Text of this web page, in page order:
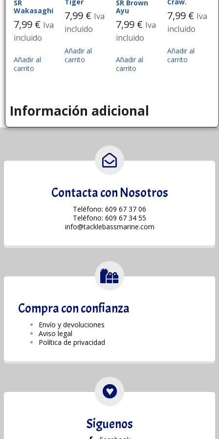
SR
Wakasaghi
7,99 € Iva
incluido
Añadir al
carrito
7,99 € Iva
incluido
Añadir al
carrito
SR Brown
Ayu
7,99 € Iva
incluido
Añadir al
carrito
7,99 € Iva
incluido
Añadir al
carrito
Información adicional
Contacta con Nosotros
Teléfono: 609 67 37 06
Teléfono: 609 67 34 55
info@tacklebassmarine.com
Compra con confianza
Envío y devoluciones
Aviso legal
Política de privacidad
Siguenos